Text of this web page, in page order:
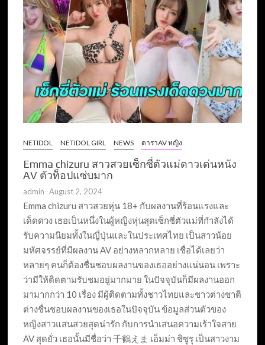
NETIDOL NETIDOL GIRL NEWS ดาราAV หญิง
Emma chizuru สาวสวยเซ็กซี่ตัวแม่ดาวเด่นหนัง
AV ตัวท็อปแซ่บมาก
admin August 2, 2024
Emma chizuru สาวสวยหุ่น 18+ กับผลงานที่ร้อนแรงและ
เด็ดดวง เธอเป็นหนึ่งในผู้หญิงหุ่นสุดเซ็กซี่ตัวแม่ที่กำลังได้
รับความนิยมทั้งในญี่ปุ่นและในประเทศไทย เป็นสาวน้อย
มหัศจรรย์ที่มีผลงาน AV อย่างหลากหลาย เชื่อได้เลยว่า
หลายๆ คนก็ต้องชื่นชอบผลงานของเธออย่างแน่นอน เพราะ
ว่ามีให้ติดตามรับชมอยู่มากมาย ในปัจจุบันก็มีผลงานออก
มามากกว่า 10 เรื่อง มีผู้ติดตามทั้งชาวไทยและชาวต่างชาติ
ต่างชื่นชอบผลงานของเธอในปัจจุบัน ข้อมูลส่วนตัวของ
หญิงสาวแสนสวยสุดน่ารัก กับการนำเสนอความเร้าใจสาย
AV สุดยั่ว เธอนั้นมีชื่อว่า 千鶴えま เอ็มม่า ชิซูรุ เป็นสาวงาม